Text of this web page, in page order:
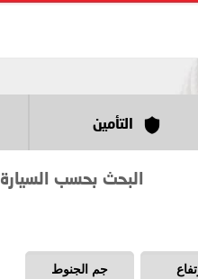
التأمين
البحث بحسب السيارة
جم الجنوط